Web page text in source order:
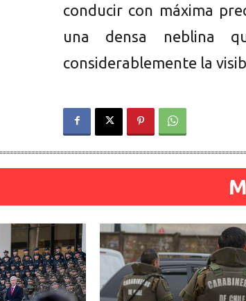
conducir con máxima
una densa neblina
considerablemente la